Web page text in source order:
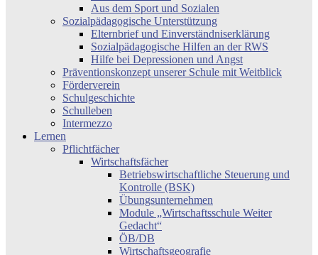
Aus dem Sport und Sozialen
Sozialpädagogische Unterstützung
Elternbrief und Einverständniserklärung
Sozialpädagogische Hilfen an der RWS
Hilfe bei Depressionen und Angst
Präventionskonzept unserer Schule mit Weitblick
Förderverein
Schulgeschichte
Schulleben
Intermezzo
Lernen
Pflichtfächer
Wirtschaftsfächer
Betriebswirtschaftliche Steuerung und
Kontrolle (BSK)
Übungsunternehmen
Module „Wirtschaftsschule Weiter
Gedacht“
ÖB/DB
Wirtschaftsgeografie